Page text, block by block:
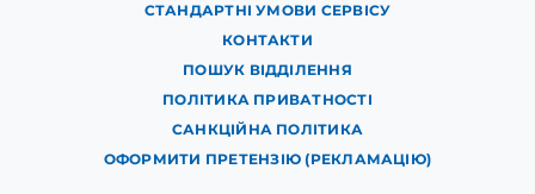
СТАНДАРТНІ УМОВИ СЕРВІСУ
КОНТАКТИ
ПОШУК ВІДДІЛЕННЯ
ПОЛІТИКА ПРИВАТНОСТІ
САНКЦІЙНА ПОЛІТИКА
ОФОРМИТИ ПРЕТЕНЗІЮ (РЕКЛАМАЦІЮ)